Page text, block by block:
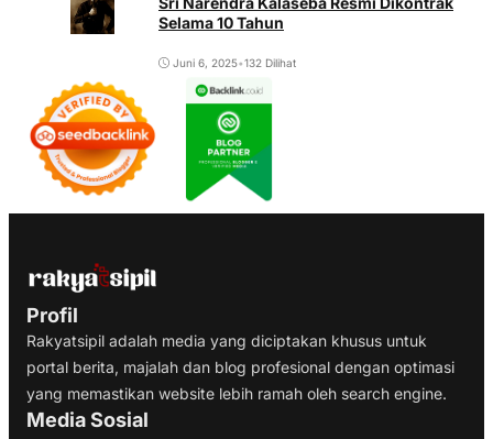
Selama 10 Tahun
Juni 6, 2025•132 Dilihat
Profil
Rakyatsipil adalah media yang diciptakan khusus untuk
portal berita, majalah dan blog profesional dengan optimasi
yang memastikan website lebih ramah oleh search engine.
Media Sosial